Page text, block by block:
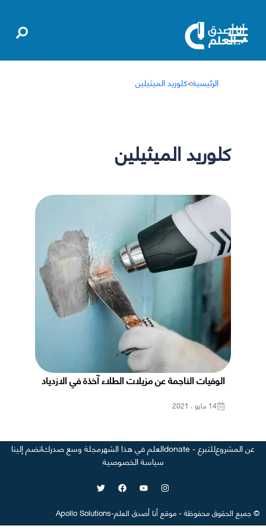
الرئيسية>كلوريد الميثيلين
كلوريد الميثيلين
الوفيات الناجمة عن مزيلات الطلاء آخذة في الازدياد
14 مايو ، 2021
عن المشروعللتبرع - donate العلم في هذا الشهرمجلة وسع صدركانضم إلينا
سياسة الخصوصية
©جميع الحقوق محفوظة-موقع أنا أصدق العلم-
Apollo Solutions